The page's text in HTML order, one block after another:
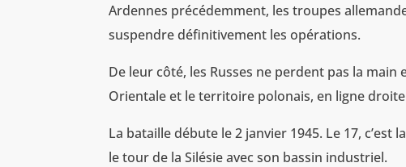
Ardennes précédemment, les troupes
suspendre définitivement les opérations.
De leur côté, les Russes ne perdent pas la
Orientale et le territoire polonais, en ligne
La bataille débute le 2 janvier 1945. Le 17, c’est
le tour de la Silésie avec son bassin industriel.